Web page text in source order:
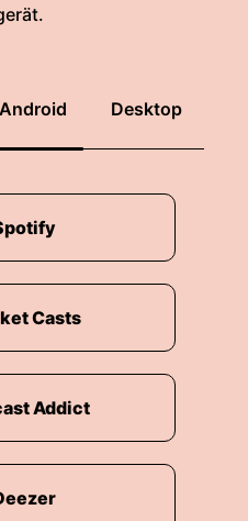
Android Desktop
Casts
Addict